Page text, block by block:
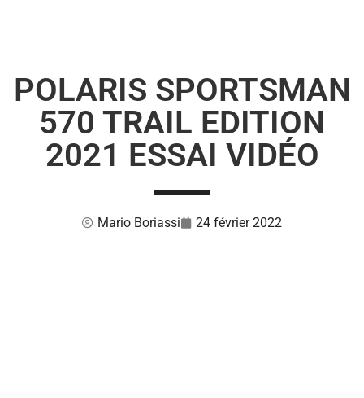
POLARIS SPORTSMAN
570 TRAIL EDITION
2021 ESSAI VIDÉO
Mario Boriassi 24 février 2022